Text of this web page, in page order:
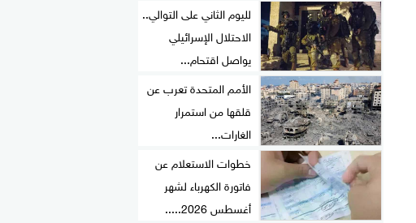
لليوم الثاني على التوالي..
الاحتلال الإسرائيلي
يواصل اقتحام...
الأمم المتحدة تعرب عن
قلقها من استمرار
الغارات...
خطوات الاستعلام عن
فاتورة الكهرباء لشهر
أغسطس 2026.....